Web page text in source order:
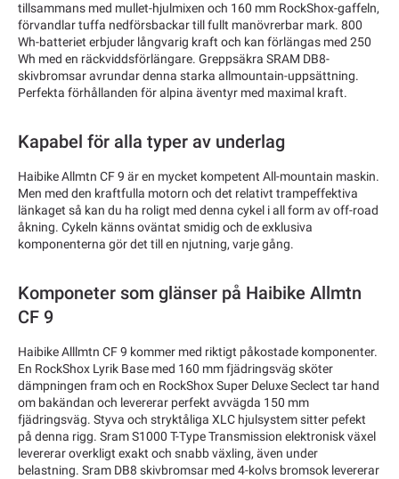
tillsammans med mullet-hjulmixen och 160 mm RockShox-gaffeln,
förvandlar tuffa nedförsbackar till fullt manövrerbar mark. 800
Wh-batteriet erbjuder långvarig kraft och kan förlängas med 250
Wh med en räckviddsförlängare. Greppsäkra SRAM DB8-
skivbromsar avrundar denna starka allmountain-uppsättning.
Perfekta förhållanden för alpina äventyr med maximal kraft.
Kapabel för alla typer av underlag
Haibike Allmtn CF 9 är en mycket kompetent All-mountain maskin.
Men med den kraftfulla motorn och det relativt trampeffektiva
länkaget så kan du ha roligt med denna cykel i all form av off-road
åkning. Cykeln känns oväntat smidig och de exklusiva
komponenterna gör det till en njutning, varje gång.
Komponeter som glänser på Haibike Allmtn
CF 9
Haibike Alllmtn CF 9 kommer med riktigt påkostade komponenter.
En RockShox Lyrik Base med 160 mm fjädringsväg sköter
dämpningen fram och en RockShox Super Deluxe Seclect tar hand
om bakändan och levererar perfekt avvägda 150 mm
fjädringsväg. Styva och stryktåliga XLC hjulsystem sitter pefekt
på denna rigg. Sram S1000 T-Type Transmission elektronisk växel
levererar overkligt exakt och snabb växling, även under
belastning. Sram DB8 skivbromsar med 4-kolvs bromsok levererar